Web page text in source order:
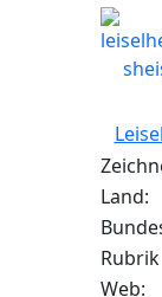
Land:
Rubrik
Web: